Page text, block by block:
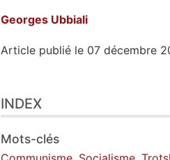
Georges Ubbiali
Article publié le 07 décembre
Texte
Illustrations
Citer cet article
Auteur
INDEX
Mots-clés